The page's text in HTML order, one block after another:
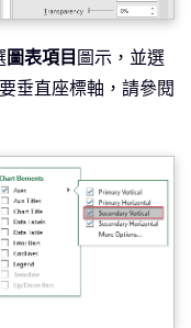
圖表項目 圖示，並選
垂直座標軸，請參閱